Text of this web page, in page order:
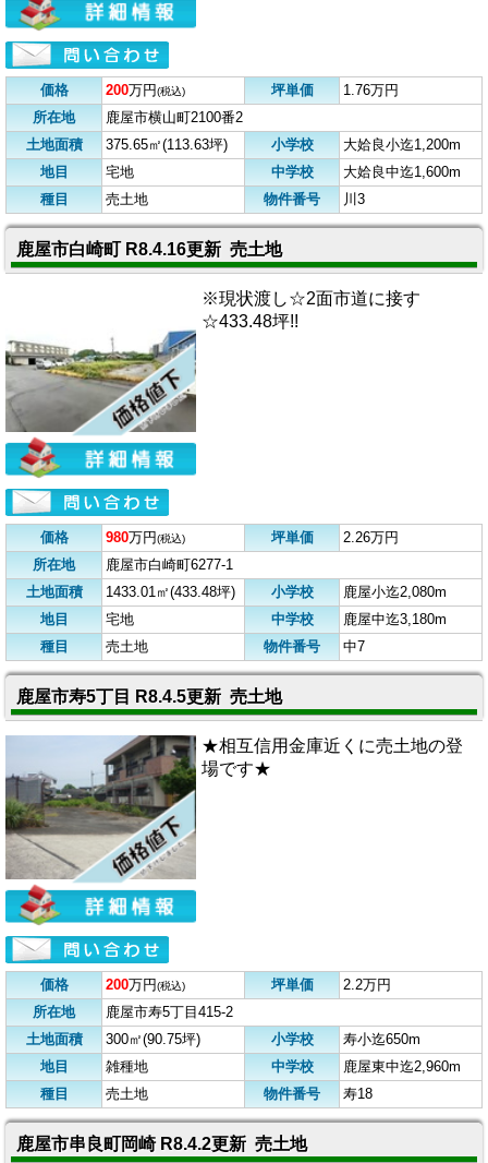
価格 200万円(税込) 坪単価
1.76万円
所在地
鹿屋市横山町2100番2
土地面積
375.65㎡(113.63坪) 小学校
大姶良小迄1,200m
地目
宅地 中学校
大姶良中迄1,600m
種目
売土地 物件番号 川3
鹿屋市白崎町 R8.4.16更新 売土地
※現状渡し☆2面市道に接す
☆433.48坪!!
価格 980万円(税込) 坪単価
2.26万円
所在地
鹿屋市白崎町6277-1
土地面積
1433.01㎡(433.48坪) 小学校
鹿屋小迄2,080m
地目
宅地 中学校
鹿屋中迄3,180m
種目
売土地 物件番号 中7
鹿屋市寿5丁目 R8.4.5更新 売土地
★相互信用金庫近くに売土地の登
場です★
価格 200万円(税込) 坪単価
2.2万円
所在地
鹿屋市寿5丁目415-2
土地面積
300㎡(90.75坪) 小学校
寿小迄650m
地目
雑種地 中学校
鹿屋東中迄2,960m
種目
売土地 物件番号 寿18
鹿屋市串良町岡崎 R8.4.2更新 売土地